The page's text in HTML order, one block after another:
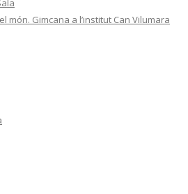
món. Gimcana a l’institut Can Vilumara